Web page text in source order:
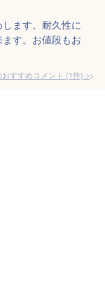
ます。耐久性に
す。お値段もお
すすめコメント (1件) >